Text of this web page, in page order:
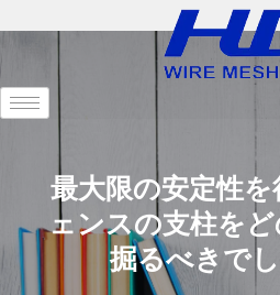
最大限の安定性
ェンスの支柱をど
掘るべきで